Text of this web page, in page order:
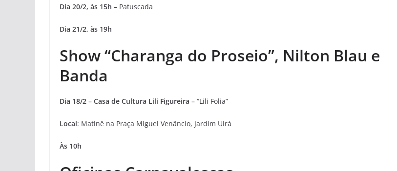
Dia 20/2, às 15h – Patuscada
Dia 21/2, às 19h
Show “Charanga do Proseio”, Nilton Blau e
Banda
Dia 18/2 – Casa de Cultura Lili Figureira – “Lili Folia”
Local: Matinê na Praça Miguel Venâncio, Jardim Uirá
Às 10h